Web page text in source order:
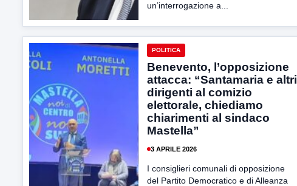
un’interrogazione a...
POLITICA
Benevento, l’opposizione
attacca: “Santamaria e altri
dirigenti al comizio
elettorale, chiediamo
chiarimenti al sindaco
Mastella”
3 APRILE 2026
I consiglieri comunali di opposizione
del Partito Democratico e di Alleanza